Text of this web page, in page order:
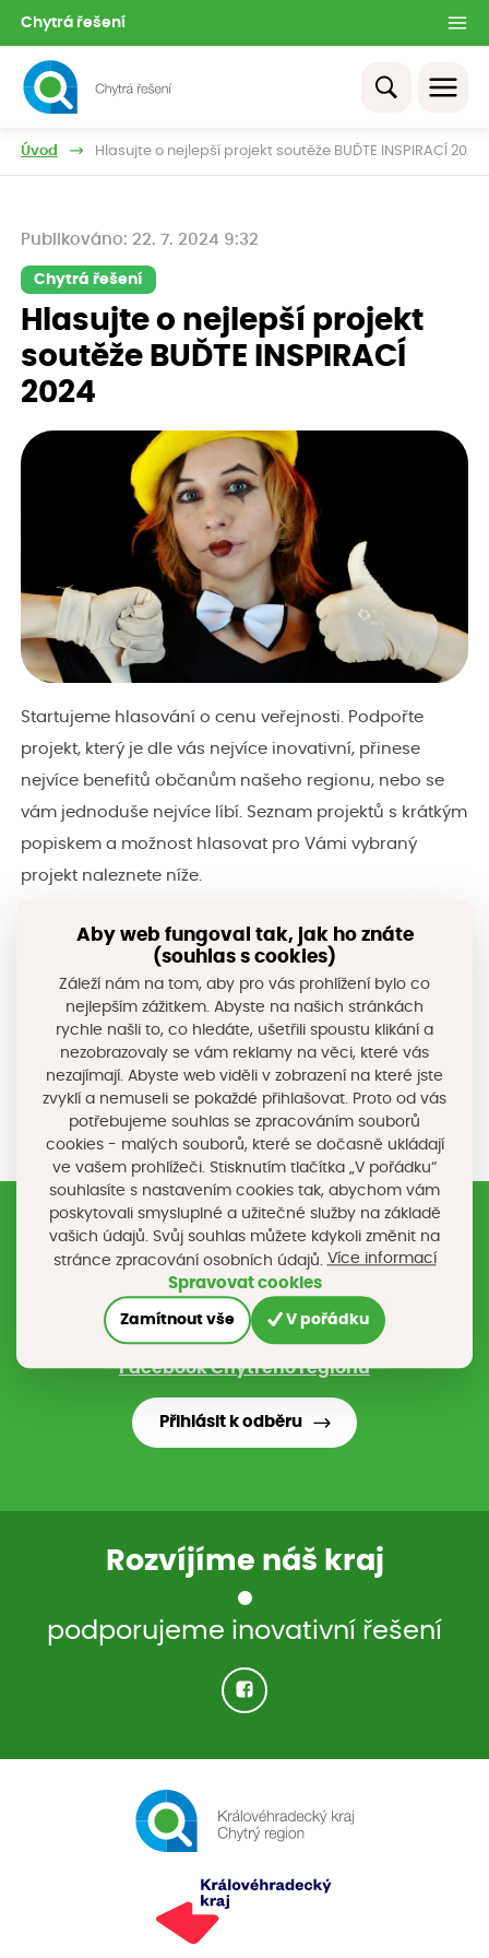
Chytrá řešení
Úvod Hlasujte o nejlepší projekt soutěže BUĎTE INSPIRACÍ 2024
Publikováno: 22. 7. 2024 9:32
Chytrá řešení
Hlasujte o nejlepší projekt
soutěže BUĎTE INSPIRACÍ
2024
Startujeme hlasování o cenu veřejnosti. Podpořte
projekt, který je dle vás nejvíce inovativní, přinese
nejvíce benefitů občanům našeho regionu, nebo se
vám jednoduše nejvíce líbí. Seznam projektů s krátkým
popiskem a možnost hlasovat pro Vámi vybraný
projekt naleznete níže.
VSTUP DO HLASOVÁNÍ VEŘEJNOSTI
Sdílejte na sociálních sítích
Registrujte si náš newsletter
Nebo nám napište na e-mail
chytryregion@chytryregion.cz
Stáhněte si mobilní aplikaci Chytrý region
Facebook Chytrého regionu
Přihlásit k odběru
Rozvíjíme náš kraj
podporujeme inovativní řešení
Aby web fungoval tak, jak ho znáte
(souhlas s cookies)
Záleží nám na tom, aby pro vás prohlížení bylo co
nejlepším zážitkem. Abyste na našich stránkách
rychle našli to, co hledáte, ušetřili spoustu klikání a
nezobrazovaly se vám reklamy na věci, které vás
nezajímají. Abyste web viděli v zobrazení na které jste
zvyklí a nemuseli se pokaždé přihlašovat. Proto od vás
potřebujeme souhlas se zpracováním souborů
cookies - malých souborů, které se dočasně ukládají
ve vašem prohlížeči. Stisknutím tlačítka „V pořádku“
souhlasíte s nastavením cookies tak, abychom vám
poskytovali smysluplné a užitečné služby na základě
vašich údajů. Svůj souhlas můžete kdykoli změnit na
stránce zpracování osobních údajů. Více informací
Spravovat cookies
Zamítnout vše V pořádku